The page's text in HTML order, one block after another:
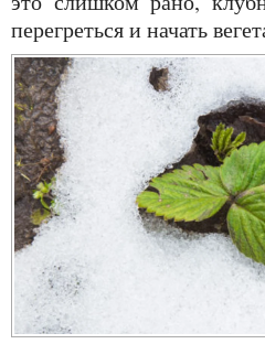
перегреться и начать